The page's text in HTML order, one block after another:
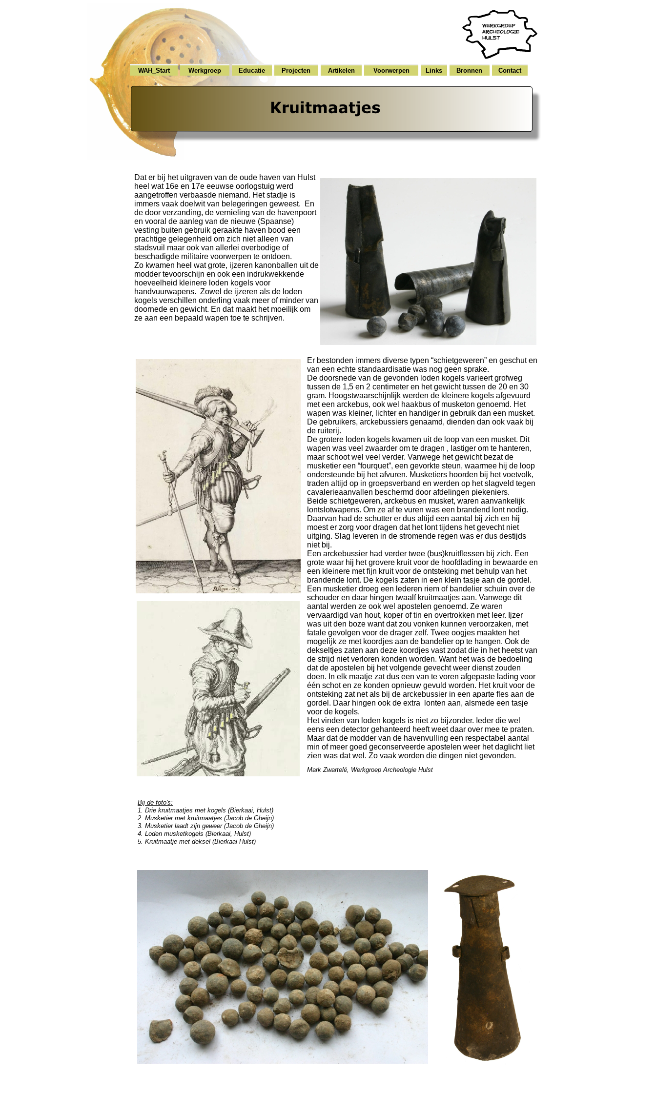
WAH_Start Werkgroep Educatie Projecten Artikelen Voorwerpen Links Bronnen Contact
Dat er bij het uitgraven van de oude haven van Hulst
heel wat 16e en 17e eeuwse oorlogstuig werd
aangetroffen verbaasde niemand. Het stadje is
immers vaak doelwit van belegeringen geweest. En
de door verzanding, de vernieling van de havenpoort
en vooral de aanleg van de nieuwe (Spaanse)
vesting buiten gebruik geraakte haven bood een
prachtige gelegenheid om zich niet alleen van
stadsvuil maar ook van allerlei overbodige of
beschadigde militaire voorwerpen te ontdoen.
Zo kwamen heel wat grote, ijzeren kanonballen uit de
modder tevoorschijn en ook een indrukwekkende
hoeveelheid kleinere loden kogels voor
handvuurwapens. Zowel de ijzeren als de loden
kogels verschillen onderling vaak meer of minder van
doornede en gewicht. En dat maakt het moeilijk om
ze aan een bepaald wapen toe te schrijven.
Er bestonden immers diverse typen “schietgeweren” en geschut en
van een echte standaardisatie was nog geen sprake.
De doorsnede van de gevonden loden kogels varieert grofweg
tussen de 1,5 en 2 centimeter en het gewicht tussen de 20 en 30
gram. Hoogstwaarschijnlijk werden de kleinere kogels afgevuurd
met een arckebus, ook wel haakbus of musketon genoemd. Het
wapen was kleiner, lichter en handiger in gebruik dan een musket.
De gebruikers, arckebussiers genaamd, dienden dan ook vaak bij
de ruiterij.
De grotere loden kogels kwamen uit de loop van een musket. Dit
wapen was veel zwaarder om te dragen , lastiger om te hanteren,
maar schoot wel veel verder. Vanwege het gewicht bezat de
musketier een “fourquet”, een gevorkte steun, waarmee hij de loop
ondersteunde bij het afvuren. Musketiers hoorden bij het voetvolk,
traden altijd op in groepsverband en werden op het slagveld tegen
cavalerieaanvallen beschermd door afdelingen piekeniers.
Beide schietgeweren, arckebus en musket, waren aanvankelijk
lontslotwapens. Om ze af te vuren was een brandend lont nodig.
Daarvan had de schutter er dus altijd een aantal bij zich en hij
moest er zorg voor dragen dat het lont tijdens het gevecht niet
uitging. Slag leveren in de stromende regen was er dus destijds
niet bij.
Een arckebussier had verder twee (bus)kruitflessen bij zich. Een
grote waar hij het grovere kruit voor de hoofdlading in bewaarde en
een kleinere met fijn kruit voor de ontsteking met behulp van het
brandende lont. De kogels zaten in een klein tasje aan de gordel.
Een musketier droeg een lederen riem of bandelier schuin over de
schouder en daar hingen twaalf kruitmaatjes aan. Vanwege dit
aantal werden ze ook wel apostelen genoemd. Ze waren
vervaardigd van hout, koper of tin en overtrokken met leer. Ijzer
was uit den boze want dat zou vonken kunnen veroorzaken, met
fatale gevolgen voor de drager zelf. Twee oogjes maakten het
mogelijk ze met koordjes aan de bandelier op te hangen. Ook de
dekseltjes zaten aan deze koordjes vast zodat die in het heetst van
de strijd niet verloren konden worden. Want het was de bedoeling
dat de apostelen bij het volgende gevecht weer dienst zouden
doen. In elk maatje zat dus een van te voren afgepaste lading voor
één schot en ze konden opnieuw gevuld worden. Het kruit voor de
ontsteking zat net als bij de arckebussier in een aparte fles aan de
gordel. Daar hingen ook de extra lonten aan, alsmede een tasje
voor de kogels.
Het vinden van loden kogels is niet zo bijzonder. Ieder die wel
eens een detector gehanteerd heeft weet daar over mee te praten.
Maar dat de modder van de havenvulling een respectabel aantal
min of meer goed geconserveerde apostelen weer het daglicht liet
zien was dat wel. Zo vaak worden die dingen niet gevonden.
Mark Zwartelé, Werkgroep Archeologie Hulst
Bij de foto's:
1. Drie kruitmaatjes met kogels (Bierkaai, Hulst)
2. Musketier met kruitmaatjes (Jacob de Gheijn)
3. Musketier laadt zijn geweer (Jacob de Gheijn)
4. Loden musketkogels (Bierkaai, Hulst)
5. Kruitmaatje met deksel (Bierkaai Hulst)